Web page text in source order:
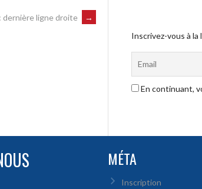
dernière ligne droite →
Inscrivez-vous à
En continuant,
MÉTA
Inscription